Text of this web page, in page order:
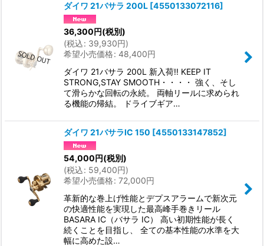
ダイワ 21バサラ 200L [4550133072116]
36,300円(税別)
(税込: 39,930円)
希望小売価格: 48,400円
ダイワ 21バサラ 200L 新入荷!! KEEP IT
STRONG,STAY SMOOTH・・・・ 強く、そし
て滑らかな回転の永続。 両軸リールに求められ
る機能の帰結。 ドライブギア…
ダイワ 21バサラIC 150 [4550133147852]
54,000円(税別)
(税込: 59,400円)
希望小売価格: 72,000円
革新的な巻上げ性能とデプスアラームで新次元
の快適性能を実現した最高峰手巻きリール
BASARA IC（バサラ IC） 高い初期性能が長く
続くことを目指し、 全ての基本性能の水準を大
幅に高めた設…